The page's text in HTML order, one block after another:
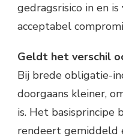
gedragsrisico in en
acceptabel
Geldt het verschil
Bij brede obligatie-
doorgaans kleiner,
is. Het
rendeert gemiddeld